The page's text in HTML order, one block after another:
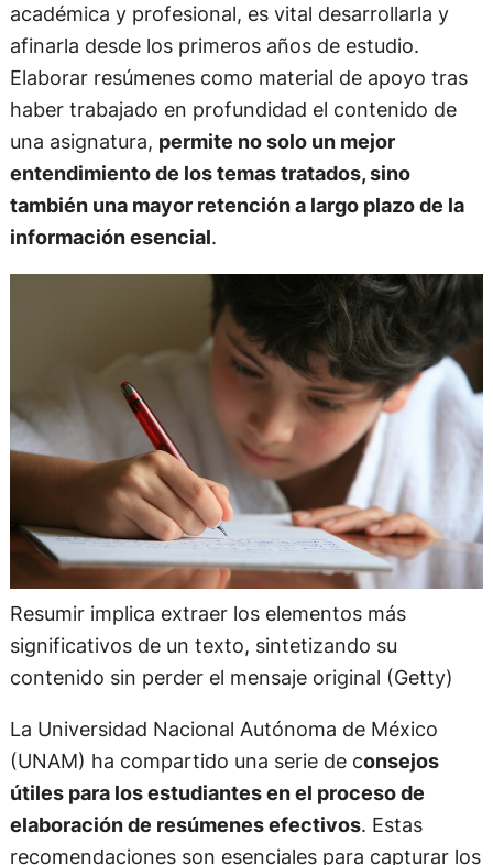
académica y profesional, es vital desarrollarla y
afinarla desde los primeros años de estudio.
Elaborar resúmenes como material de apoyo tras
haber trabajado en profundidad el contenido de
una asignatura, permite no solo un mejor
entendimiento de los temas tratados, sino
también una mayor retención a largo plazo de la
información esencial.
Resumir implica extraer los elementos más
significativos de un texto, sintetizando su
contenido sin perder el mensaje original (Getty)
La Universidad Nacional Autónoma de México
(UNAM) ha compartido una serie de consejos
útiles para los estudiantes en el proceso de
elaboración de resúmenes efectivos. Estas
recomendaciones son esenciales para capturar los